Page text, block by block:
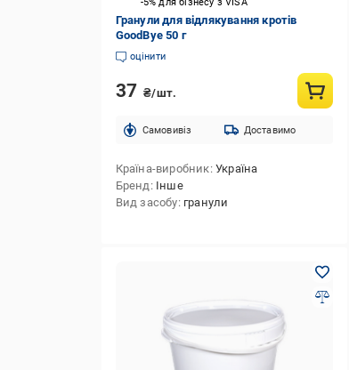
Гранули для відлякування кротів
GoodBye 50 г
оцінити
37 ₴/шт.
Cамовивіз Доставимо
Країна-виробник Україна
Бренд Інше
Вид засобу гранули